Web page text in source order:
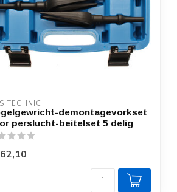
TECHNIC
demontagevorkset
perslucht-beitelset 5 delig